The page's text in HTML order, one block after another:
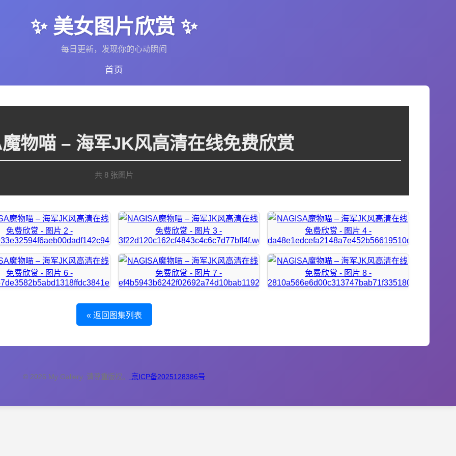
✨ 美女图片欣赏 ✨
每日更新，发现你的心动瞬间
首页
物喵 – 海军JK风高清在线免费欣赏
共 8 张图片
« 返回图集列表
© 2026 My Gallery. 请尊重版权。 京ICP备2025128386号